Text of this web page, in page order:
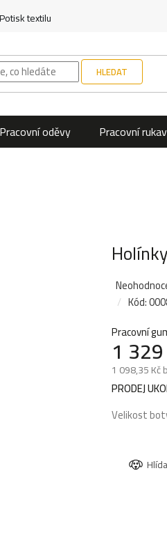
Potisk textilu
HLEDAT
Pracovní oděvy Pracovní
Průměrné
hodnocení
je
0,0
z
5
Kód:
Pracovní
1
1 098,35 Kč
Měrná
PRODEJ
Velikost